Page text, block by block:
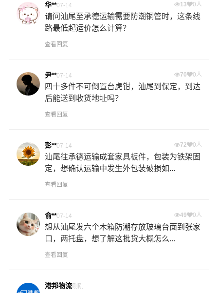
华**07-14 13 0人
请问汕尾至承德运输需要防潮铜管时，这条线
路最低起运价怎么计算？
查看回复
尹**07-14 70 0人
四十多件不可倒置台虎钳，汕尾到保定，到达
后能送到收货地址吗？
查看回复
彭**07-14 72 0人
汕尾往承德运输成套家具板件，包装为铁架固
定，想确认运输中发生外包装破损如...
查看回复
俞**07-14 49 0人
想从汕尾发六个木箱防潮存放玻璃台面到张家
口，两托盘，想了解这批货大概怎么...
查看回复
港邦物流刚刚